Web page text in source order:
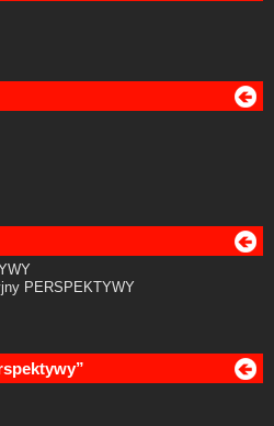
PERSPEKTYWY